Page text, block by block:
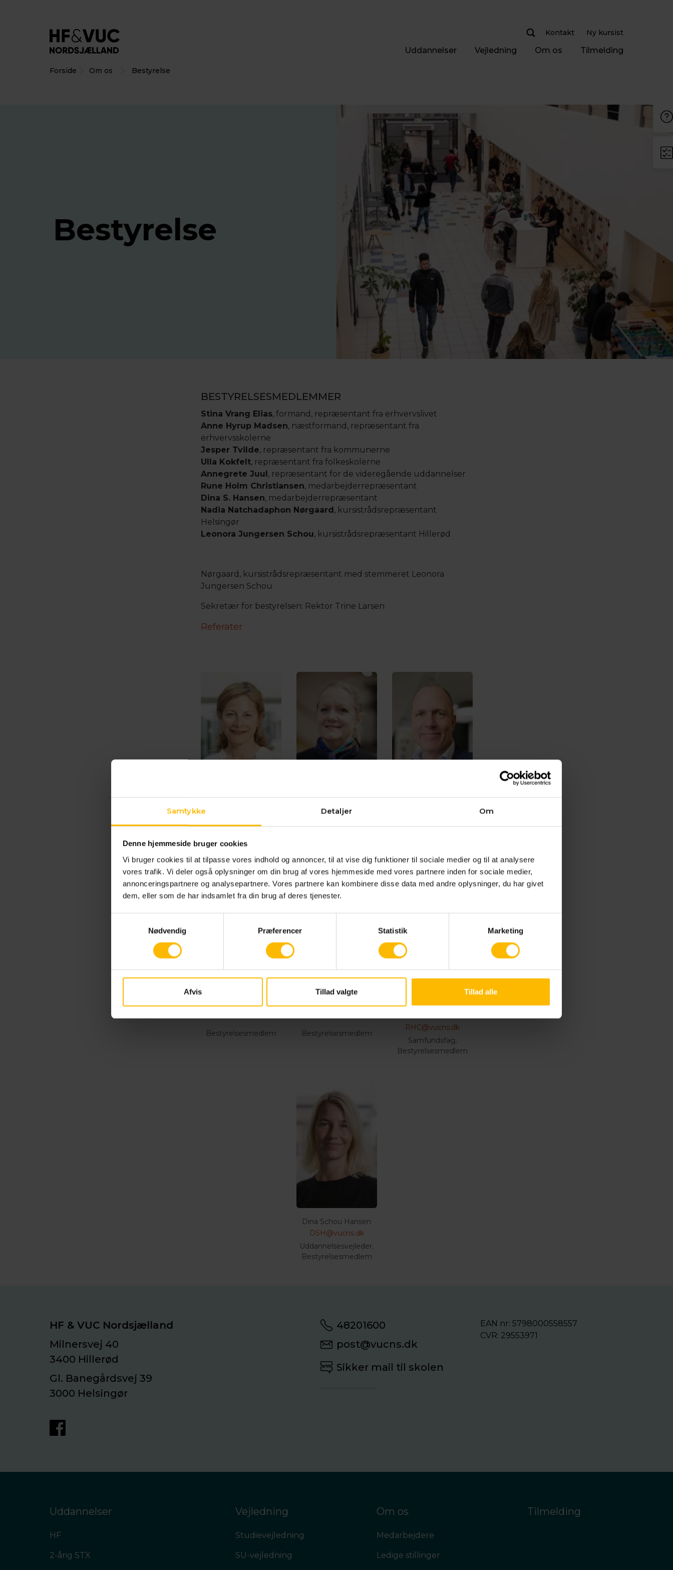
Samtykke Detaljer Om
Denne hjemmeside bruger cookies
Vi bruger cookies til at tilpasse vores indhold og annoncer, til at vise dig funktioner til sociale medier og til at analysere
vores trafik. Vi deler også oplysninger om din brug af vores hjemmeside med vores partnere inden for sociale medier,
annonceringspartnere og analysepartnere. Vores partnere kan kombinere disse data med andre oplysninger, du har givet
dem, eller som de har indsamlet fra din brug af deres tjenester.
Nødvendig
Præferencer Statistik Marketing
Afvis Tillad valgte Tillad alle
Kontakt Ny kursist
Uddannelser Vejledning Om os Tilmelding
Forside Om os Bestyrelse
Bestyrelse
BESTYRELSESMEDLEMMER
Stina Vrang Elias, formand, repræsentant fra erhvervslivet
Anne Hyrup Madsen, næstformand, repræsentant fra
erhvervsskolerne
Jesper Tvilde, repræsentant fra kommunerne
Ulla Kokfelt, repræsentant fra folkeskolerne
Annegrete Juul, repræsentant for de videregående uddannelser
Rune Holm Christiansen, medarbejderrepræsentant
Dina S. Hansen, medarbejderrepræsentant
Nadia Natchadaphon Nørgaard, kursistrådsrepræsentant
Helsingør
Leonora Jungersen Schou, kursistrådsrepræsentant Hillerød
Nørgaard, kursistrådsrepræsentant med stemmeret Leonora
Jungersen Schou
Sekretær for bestyrelsen: Rektor Trine Larsen
Referater
Bestyrelsesformand
Anne Hyrup Madsen
Bestyrelsesmedlem,
Bestyrelsesmedlem
Ulla Kokfelt
Bestyrelsesmedlem
Annegrete Juul
Bestyrelsesmedlem
Rune Holm
Christiansen
RHC@vucns.dk
Samfundsfag,
Bestyrelsesmedlem
Dina Schou Hansen
DSH@vucns.dk
Uddannelsesvejleder,
Bestyrelsesmedlem
HF & VUC Nordsjælland
Milnersvej 40
3400 Hillerød
Gl. Banegårdsvej 39
3000 Helsingør
48201600
post@vucns.dk
Sikker mail til skolen
EAN nr: 5798000558557
CVR: 29553971
Uddannelser
HF
2-årig STX
Vejledning
Studievejledning
SU-vejledning
Om os
Medarbejdere
Ledige stillinger
Tilmelding